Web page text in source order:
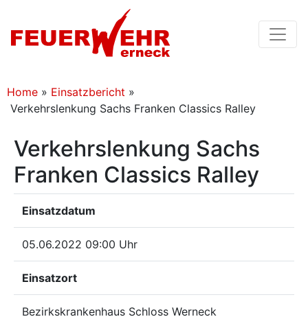
Home » Einsatzbericht »
Verkehrslenkung Sachs Franken Classics Ralley
Verkehrslenkung Sachs
Franken Classics Ralley
Einsatzdatum
05.06.2022 09:00 Uhr
Einsatzort
Bezirkskrankenhaus Schloss Werneck